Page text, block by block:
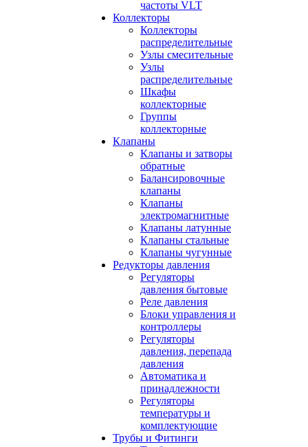
частоты VLT
Коллекторы
Коллекторы
распределительные
Узлы смесительные
Узлы
распределительные
Шкафы
коллекторные
Группы
коллекторные
Клапаны
Клапаны и затворы
обратные
Балансировочные
клапаны
Клапаны
электромагнитные
Клапаны латунные
Клапаны стальные
Клапаны чугунные
Редукторы давления
Регуляторы
давления бытовые
Реле давления
Блоки управления и
контроллеры
Регуляторы
давления, перепада
давления
Автоматика и
принадлежности
Регуляторы
температуры и
комплектующие
Трубы и Фитинги